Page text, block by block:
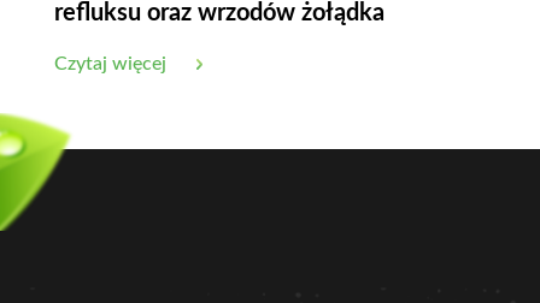
refluksu oraz wrzodów żołądka
Czytaj więcej